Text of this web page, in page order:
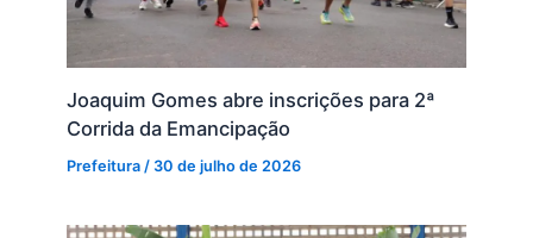
Joaquim Gomes abre inscrições para 2ª
Corrida da Emancipação
Prefeitura /30 de julho de 2026